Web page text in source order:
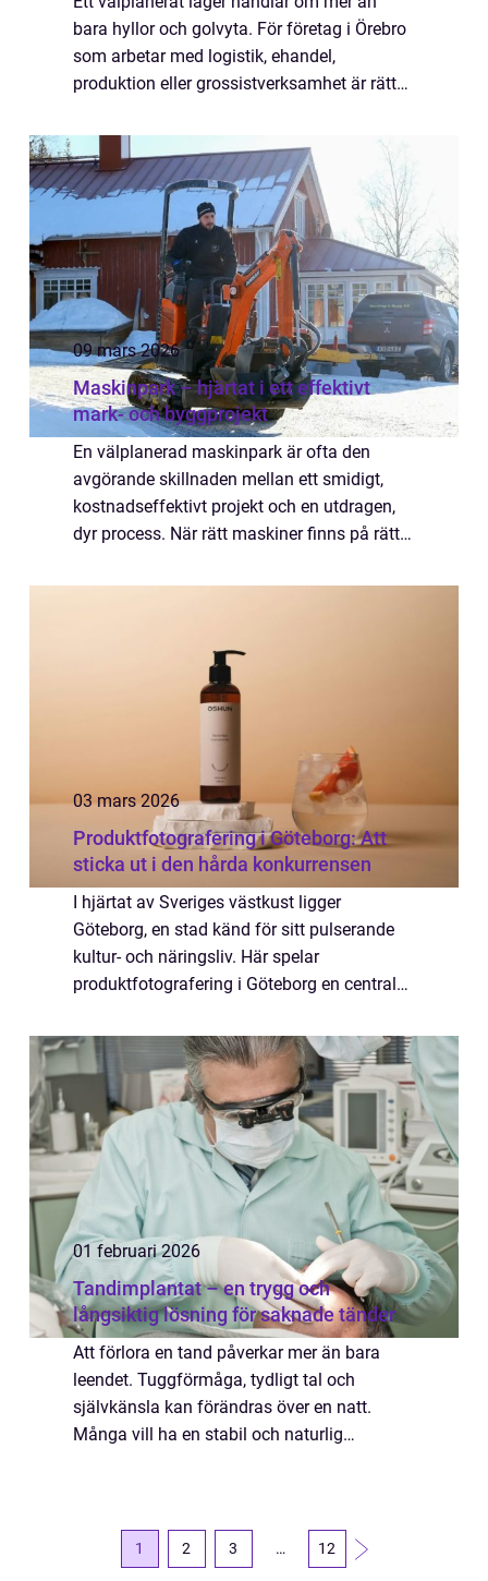
bara hyllor och golvyta. För företag i Örebro
som arbetar med logistik, ehandel,
produktion eller grossistverksamhet är rätt
spara tid, utrymme och pengar. Genomtänkt
la...
09 mars 2026
Maskinpark – hjärtat i ett effektivt
mark- och byggprojekt
En välplanerad maskinpark är ofta den
avgörande skillnaden mellan ett smidigt,
kostnadseffektivt projekt och en utdragen,
dyr process. När rätt maskiner finns på rätt
03 mars 2026
Produktfotografering i Göteborg: Att
sticka ut i den hårda konkurrensen
I hjärtat av Sveriges västkust ligger
Göteborg, en stad känd för sitt pulserande
kultur- och näringsliv. Här spelar
produktfotografering i Göteborg en central
01 februari 2026
Tandimplantat – en trygg och
långsiktig lösning för saknade tänder
Att förlora en tand påverkar mer än bara
leendet. Tuggförmåga, tydligt tal och
självkänsla kan förändras över en natt.
Många vill ha en stabil och naturlig
1 2 3 … 12